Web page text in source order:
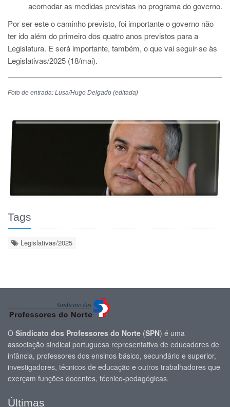
acomodar as medidas previstas no programa do governo.
Por ser este o caminho previsto, foi importante o governo não
ter ido além do primeiro dos quatro anos previstos para a
Legislatura. E será importante, também, o que vai seguir-se às
Legislativas/2025 (18/mai).
Foto de entrada: Lusa/Hugo Delgado (editada)
Tags
Legislativas/2025
O Sindicato dos Professores do Norte (SPN) é uma
associação sindical portuguesa representativa de educadores de
infância, professores dos ensinos básico, secundário e superior,
investigadores, técnicos de educação e outros trabalhadores que
exerçam funções docentes, técnico-pedagógicas.
Últimas